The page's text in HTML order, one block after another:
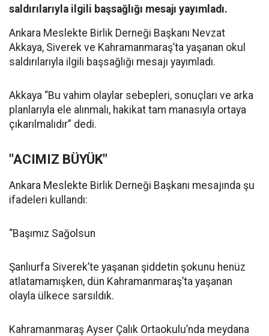
saldırılarıyla ilgili başsağlığı mesajı yayımladı.
Ankara Meslekte Birlik Derneği Başkanı Nevzat
Akkaya, Siverek ve Kahramanmaraş’ta yaşanan okul
saldırılarıyla ilgili başsağlığı mesajı yayımladı.
Akkaya “Bu vahim olaylar sebepleri, sonuçları ve arka
planlarıyla ele alınmalı, hakikat tam manasıyla ortaya
çıkarılmalıdır” dedi.
"ACIMIZ BÜYÜK"
Ankara Meslekte Birlik Derneği Başkanı mesajında şu
ifadeleri kullandı:
“Başımız Sağolsun
Şanlıurfa Siverek’te yaşanan şiddetin şokunu henüz
atlatamamışken, dün Kahramanmaraş’ta yaşanan
olayla ülkece sarsıldık.
Kahramanmaraş Ayser Çalık Ortaokulu’nda meydana